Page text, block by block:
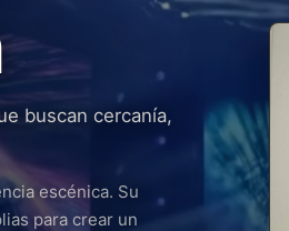
buscan cercanía,
escénica. Su
para crear un